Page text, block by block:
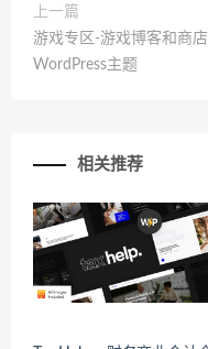
上一篇
游戏专区-游戏博客和商店
WordPress主题
相关推荐